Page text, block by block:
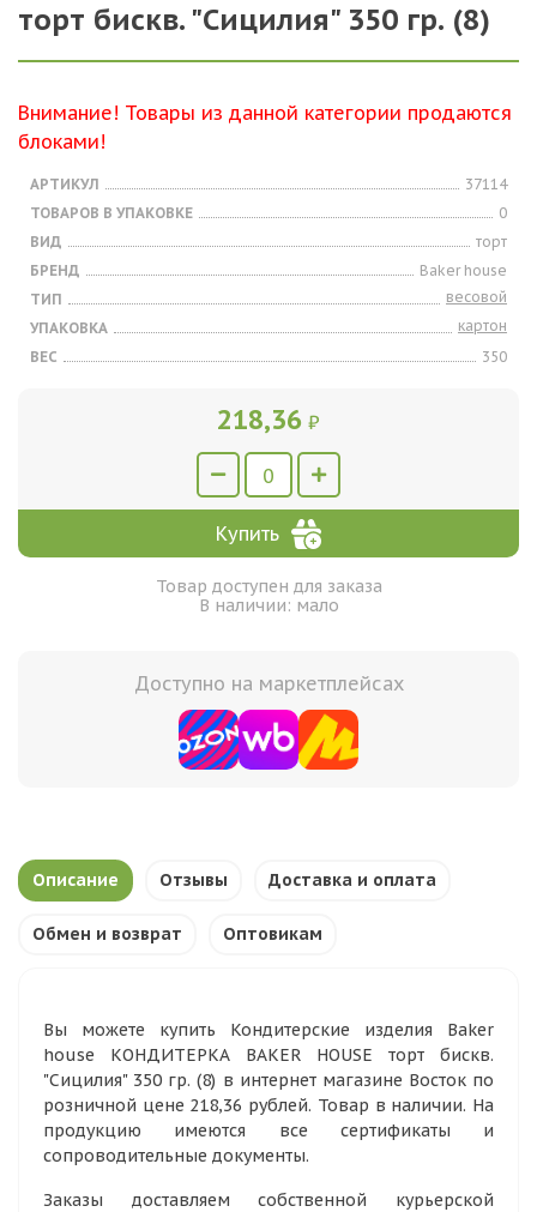
торт бискв. "Сицилия" 350 гр. (8)
Внимание! Товары из данной категории продаются
блоками!
АРТИКУЛ
37114
ТОВАРОВ В УПАКОВКЕ
0
ВИД
торт
БРЕНД
Baker house
ТИП
весовой
УПАКОВКА
картон
ВЕС
350
218,36 ₽
Купить
Товар доступен для заказа
В наличии: мало
Доступно на маркетплейсах
Описание Отзывы Доставка и оплата
Обмен и возврат Оптовикам
Вы можете купить Кондитерские изделия Baker
house КОНДИТЕРКА BAKER HOUSE торт бискв.
"Сицилия" 350 гр. (8) в интернет магазине Восток по
розничной цене 218,36 рублей. Товар в наличии. На
продукцию имеются все сертификаты и
сопроводительные документы.
Заказы доставляем собственной курьерской